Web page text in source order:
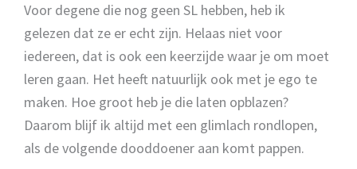
Voor degene die nog geen SL hebben, heb ik
gelezen dat ze er echt zijn. Helaas niet voor
iedereen, dat is ook een keerzijde waar je om moet
leren gaan. Het heeft natuurlijk ook met je ego te
maken. Hoe groot heb je die laten opblazen?
Daarom blijf ik altijd met een glimlach rondlopen,
als de volgende dooddoener aan komt pappen.